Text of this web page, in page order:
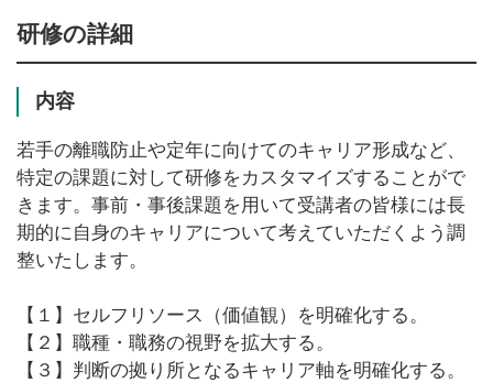
研修の詳細
内容
若手の離職防止や定年に向けてのキャリア形成など、
特定の課題に対して研修をカスタマイズすることがで
きます。事前・事後課題を用いて受講者の皆様には長
期的に自身のキャリアについて考えていただくよう調
整いたします。
【１】セルフリソース（価値観）を明確化する。
【２】職種・職務の視野を拡大する。
【３】判断の拠り所となるキャリア軸を明確化する。